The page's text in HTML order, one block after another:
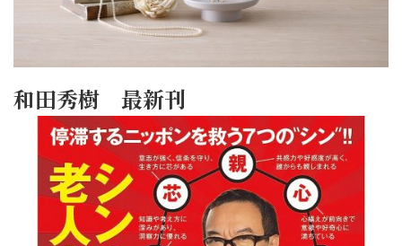
和田秀樹 最新刊